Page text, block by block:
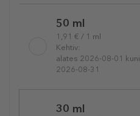
variation50 ml
1,91 € / 1 ml
Kehtiv:
alates 2026-08-01 kuni
2026-08-31
30 ml